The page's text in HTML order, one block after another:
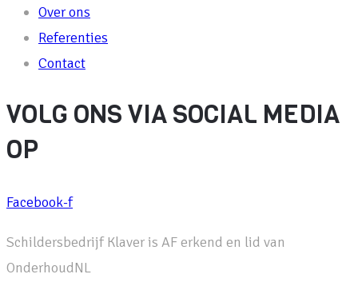
Over ons
Referenties
Contact
VOLG ONS VIA SOCIAL MEDIA
OP
Facebook-f
Schildersbedrijf Klaver is AF erkend en lid van
OnderhoudNL